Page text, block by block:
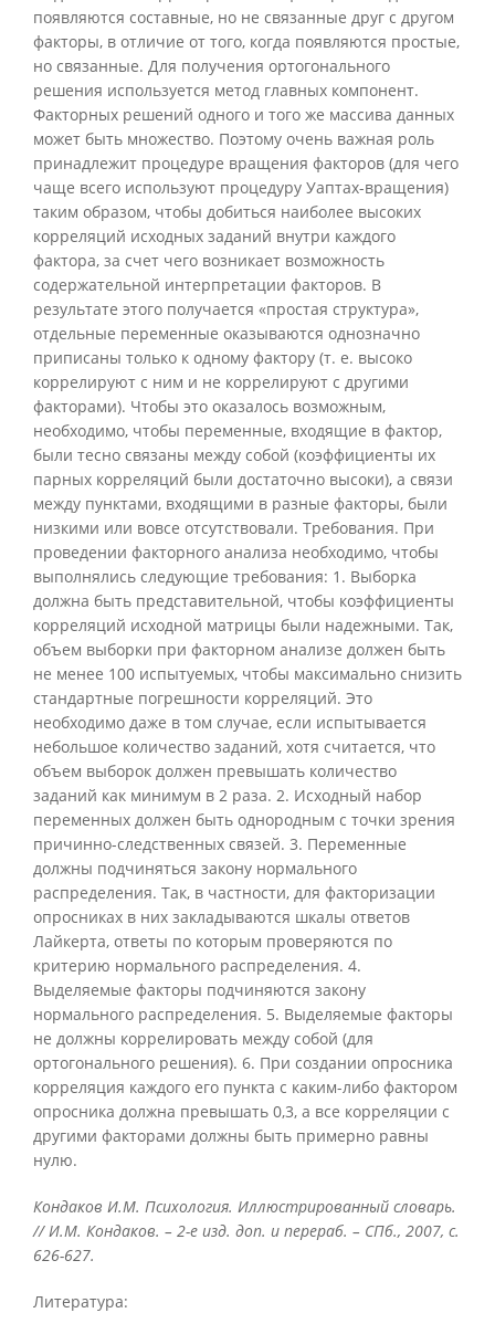
появляются составные, но не связанные друг с другом
факторы, в отличие от того, когда появляются простые,
но связанные. Для получения ортогонального
решения используется метод главных компонент.
Факторных решений одного и того же массива данных
может быть множество. Поэтому очень важная роль
принадлежит процедуре вращения факторов (для чего
чаще всего используют процедуру Уаптах-вращения)
таким образом, чтобы добиться наиболее высоких
корреляций исходных заданий внутри каждого
фактора, за счет чего возникает возможность
содержательной интерпретации факторов. В
результате этого получается «простая структура»,
отдельные переменные оказываются однозначно
приписаны только к одному фактору (т. е. высоко
коррелируют с ним и не коррелируют с другими
факторами). Чтобы это оказалось возможным,
необходимо, чтобы переменные, входящие в фактор,
были тесно связаны между собой (коэффициенты их
парных корреляций были достаточно высоки), а связи
между пунктами, входящими в разные факторы, были
низкими или вовсе отсутствовали. Требования. При
проведении факторного анализа необходимо, чтобы
выполнялись следующие требования: 1. Выборка
должна быть представительной, чтобы коэффициенты
корреляций исходной матрицы были надежными. Так,
объем выборки при факторном анализе должен быть
не менее 100 испытуемых, чтобы максимально снизить
стандартные погрешности корреляций. Это
необходимо даже в том случае, если испытывается
небольшое количество заданий, хотя считается, что
объем выборок должен превышать количество
заданий как минимум в 2 раза. 2. Исходный набор
переменных должен быть однородным с точки зрения
причинно-следственных связей. 3. Переменные
должны подчиняться закону нормального
распределения. Так, в частности, для факторизации
опросниках в них закладываются шкалы ответов
Лайкерта, ответы по которым проверяются по
критерию нормального распределения. 4.
Выделяемые факторы подчиняются закону
нормального распределения. 5. Выделяемые факторы
не должны коррелировать между собой (для
ортогонального решения). 6. При создании опросника
корреляция каждого его пункта с каким-либо фактором
опросника должна превышать 0,3, а все корреляции с
другими факторами должны быть примерно равны
нулю.
Кондаков И.М. Психология. Иллюстрированный словарь.
// И.М. Кондаков. – 2-е изд. доп. и перераб. – СПб., 2007, с.
626-627.
Литература: